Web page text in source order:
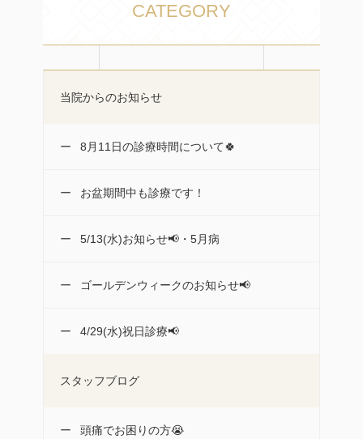
CATEGORY
当院からのお知らせ
8月11日の診療時間について🍀
お盆期間中も診療です！
5/13(水)お知らせ📢・5月病
ゴールデンウィークのお知らせ📢
4/29(水)祝日診療📢
スタッフブログ
頭痛でお困りの方😭